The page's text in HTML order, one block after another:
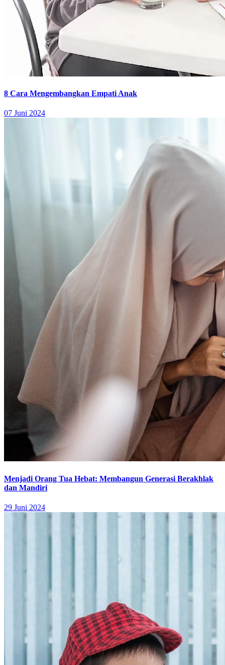
8 Cara Mengembangkan Empati Anak
07 Juni 2024
Menjadi Orang Tua Hebat: Membangun Generasi Berakhlak
dan Mandiri
29 Juni 2024